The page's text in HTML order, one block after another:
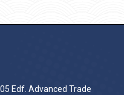
Edf. Advanced Trade